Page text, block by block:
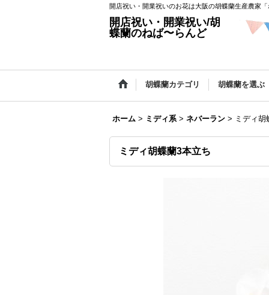
開店祝い・開業祝いのお花は大阪の胡蝶蘭生産農家
開店祝い・開業祝い/胡
蝶蘭のねば〜らんど
胡蝶蘭カテゴリ 胡蝶蘭を選ぶ
ホーム > ミディ系 > ネバーラン > ミディ胡
ミディ胡蝶蘭3本立ち